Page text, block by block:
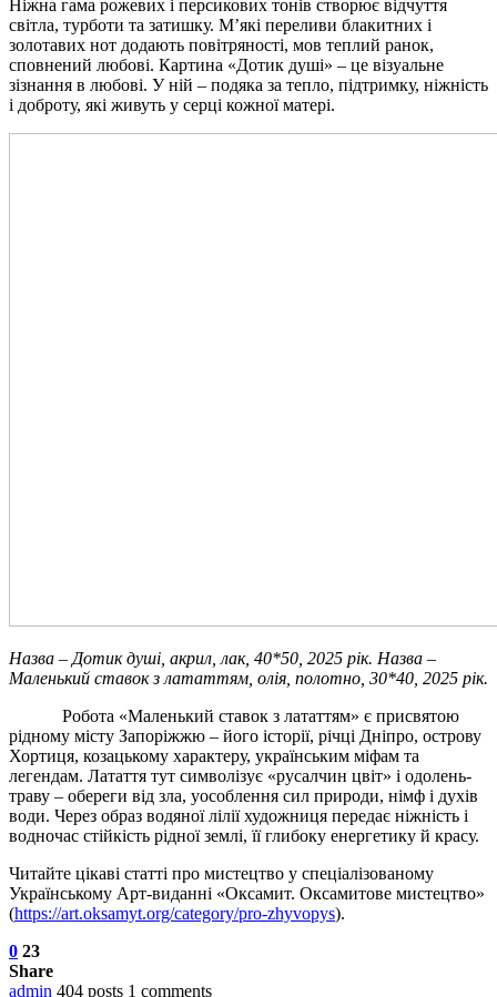
Ніжна гама рожевих і персикових тонів створює відчуття
світла, турботи та затишку. М’які переливи блакитних і
золотавих нот додають повітряності, мов теплий ранок,
сповнений любові. Картина «Дотик душі» – це візуальне
зізнання в любові. У ній – подяка за тепло, підтримку, ніжність
і доброту, які живуть у серці кожної матері.
Назва – Дотик душі, акрил, лак, 40*50, 2025 рік. Назва –
Маленький ставок з лататтям, олія, полотно, 30*40, 2025 рік.
Робота «Маленький ставок з лататтям» є присвятою
рідному місту Запоріжжю – його історії, річці Дніпро, острову
Хортиця, козацькому характеру, українським міфам та
легендам. Латаття тут символізує «русалчин цвіт» і одолень-
траву – обереги від зла, уособлення сил природи, німф і духів
води. Через образ водяної лілії художниця передає ніжність і
водночас стійкість рідної землі, її глибоку енергетику й красу.
Читайте цікаві статті про мистецтво у спеціалізованому
Українському Арт-виданні «Оксамит. Оксамитове мистецтво»
(https://art.oksamyt.org/category/pro-zhyvopys).
0 23
Share
admin 404 posts 1 comments